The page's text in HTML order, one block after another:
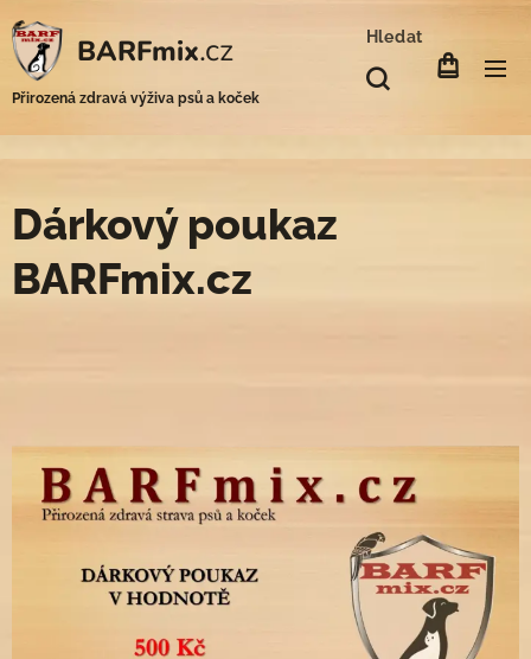
BARFmix.cz
Přirozená zdravá výživa psů a koček
Hledat
Dárkový poukaz
BARFmix.cz